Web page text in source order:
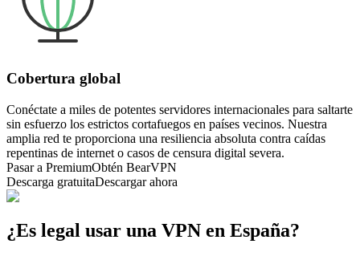
Cobertura global
Conéctate a miles de potentes servidores internacionales para saltarte
sin esfuerzo los estrictos cortafuegos en países vecinos. Nuestra
amplia red te proporciona una resiliencia absoluta contra caídas
repentinas de internet o casos de censura digital severa.
Pasar a PremiumObtén BearVPN
Descarga gratuitaDescargar ahora
¿Es legal usar una VPN en España?